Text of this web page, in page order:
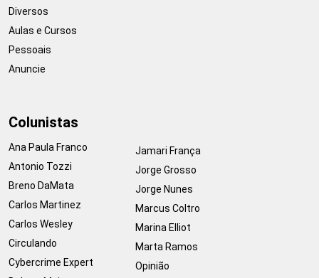
Diversos
Aulas e Cursos
Pessoais
Anuncie
Colunistas
Ana Paula Franco
Antonio Tozzi
Breno DaMata
Carlos Martinez
Carlos Wesley
Circulando
Cybercrime Expert
Jamari França
Jorge Grosso
Jorge Nunes
Marcus Coltro
Marina Elliot
Marta Ramos
Opinião